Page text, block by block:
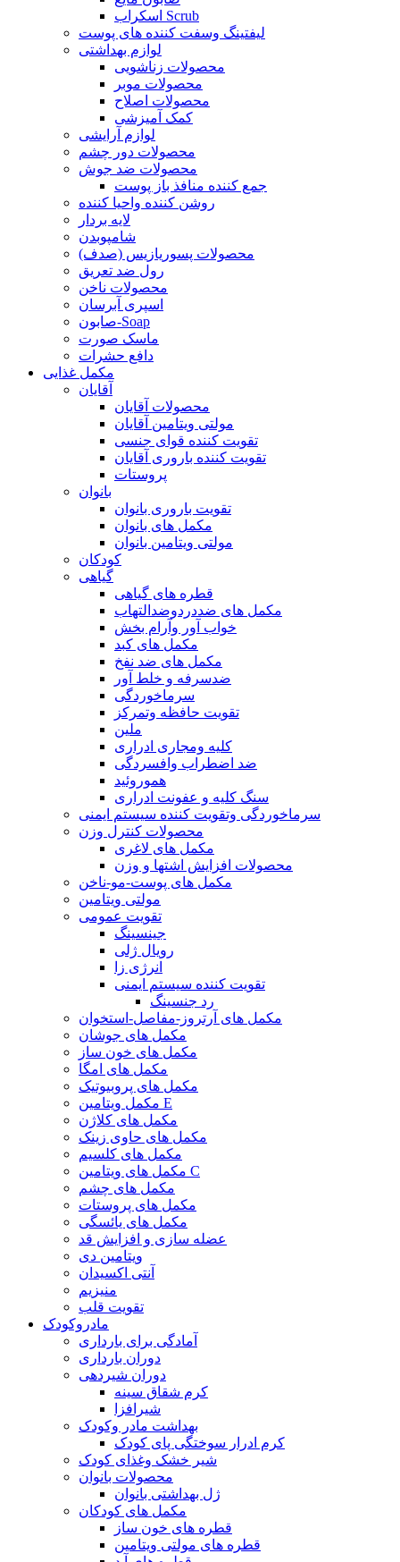
اسکراب Scrub
لیفتینگ وسفت کننده های پوست
لوازم بهداشتی
محصولات زناشویی
محصولات موبر
محصولات اصلاح
کمک آمیزشی
لوازم آرایشی
محصولات دور چشم
محصولات ضد جوش
جمع کننده منافذ باز پوست
روشن کننده واحیا کننده
لایه بردار
شامپوبدن
محصولات پسوریازیس (صدف)
رول ضد تعریق
محصولات ناخن
اسپری آبرسان
صابون-Soap
ماسک صورت
دافع حشرات
مکمل غذایی
آقایان
محصولات آقایان
مولتی ویتامین آقایان
تقویت کننده قوای جنسی
تقویت کننده باروری آقایان
پروستات
بانوان
تقویت باروری بانوان
مکمل های بانوان
مولتی ویتامین بانوان
کودکان
گیاهی
قطره های گیاهی
مکمل های ضددردوضدالتهاب
خواب آور وآرام بخش
مکمل های کبد
مکمل های ضد نفخ
ضدسرفه و خلط آور
سرماخوردگی
تقویت حافظه وتمرکز
ملین
کلیه ومجاری ادراری
ضد اضطراب وافسردگی
هموروئید
سنگ کلیه و عفونت ادراری
سرماخوردگی وتقویت کننده سیستم ایمنی
محصولات کنترل وزن
مکمل های لاغری
محصولات افزایش اشتها و وزن
مکمل های پوست-مو-ناخن
مولتی ویتامین
تقویت عمومی
جینسینگ
رویال ژلی
انرژی زا
تقویت کننده سیستم ایمنی
رد جنسینگ
مکمل های آرتروز-مفاصل-استخوان
مکمل های جوشان
مکمل های خون ساز
مکمل های امگا
مکمل های پروبیوتیک
مکمل ویتامین E
مکمل های کلاژن
مکمل های حاوی زینک
مکمل های کلسیم
مکمل های ویتامین C
مکمل های چشم
مکمل های پروستات
مکمل های یائسگی
عضله سازی و افزایش قد
ویتامین دی
آنتی اکسیدان
منیزیم
تقویت قلب
مادروکودک
آمادگی برای بارداری
دوران بارداری
دوران شیردهی
کرم شقاق سینه
شیرافزا
بهداشت مادر وکودک
کرم ادرار سوختگی پای کودک
شیر خشک وغذای کودک
محصولات بانوان
ژل بهداشتی بانوان
مکمل های کودکان
قطره های خون ساز
قطره های مولتی ویتامین